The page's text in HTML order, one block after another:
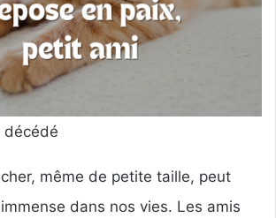
décédé
même de petite taille, peut
dans nos vies. Les amis